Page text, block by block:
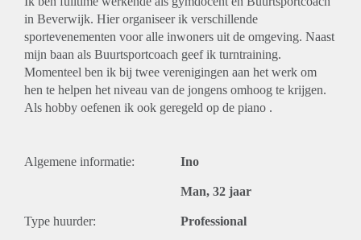
in Beverwijk. Hier organiseer ik verschillende
sportevenementen voor alle inwoners uit de omgeving. Naast
mijn baan als Buurtsportcoach geef ik turntraining.
Momenteel ben ik bij twee verenigingen aan het werk om
hen te helpen het niveau van de jongens omhoog te krijgen.
Als hobby oefenen ik ook geregeld op de piano .
Algemene informatie: Ino
Man, 32 jaar
Type huurder: Professional